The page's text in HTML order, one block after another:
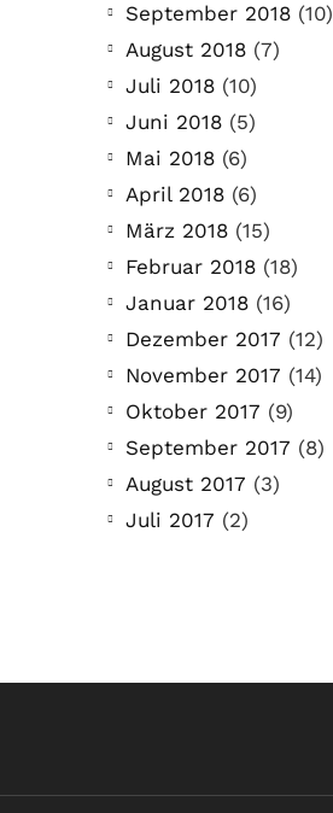
September 2018 (10)
August 2018 (7)
Juli 2018 (10)
Juni 2018 (5)
Mai 2018 (6)
April 2018 (6)
März 2018 (15)
Februar 2018 (18)
Januar 2018 (16)
Dezember 2017 (12)
November 2017 (14)
Oktober 2017 (9)
September 2017 (8)
August 2017 (3)
Juli 2017 (2)